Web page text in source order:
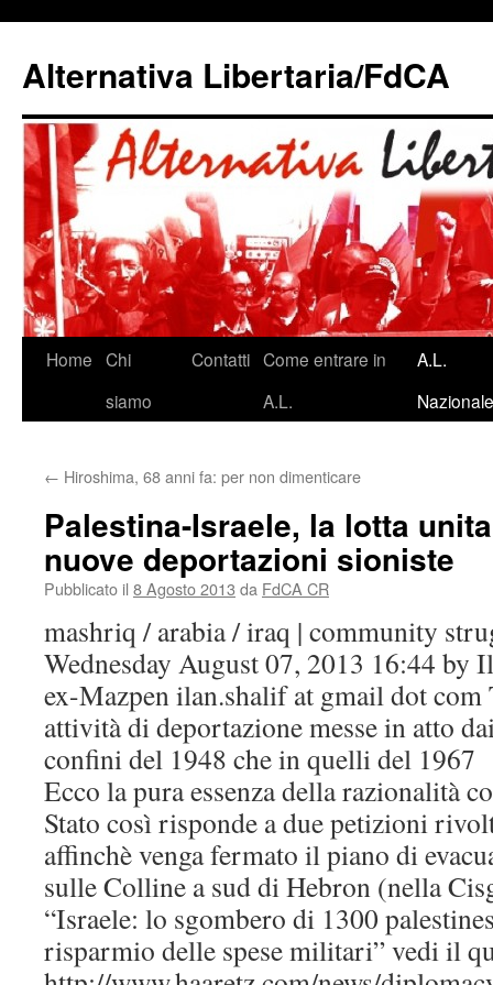
Alternativa Libertaria/FdCA
VaiHome Chi
siamo
Contatti Come entrare in
A.L.
A.L.
Nazionale
← Hiroshima, 68 anni fa: per non dimenticare
Palestina-Israele, la lotta
nuove deportazioni sioniste
Pubblicato il 8 Agosto 2013 da FdCA CR
mashriq / arabia / iraq | community
Wednesday August 07, 2013 16:44 by
ex-Mazpen ilan.shalif at gmail dot
attività di deportazione messe in atto
confini del 1948 che in quelli del 1967
Ecco la pura essenza della razionalità
Stato così risponde a due petizioni
affinchè venga fermato il piano di
sulle Colline a sud di Hebron (nella
“Israele: lo sgombero di 1300
risparmio delle spese militari” vedi il